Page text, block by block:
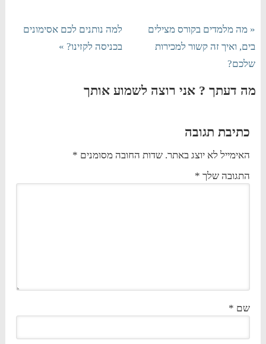
« מה מלמדים בקורס מצילים
בים, ואיך זה קשור למכירות
שלכם?
למה נותנים לכם אסימונים
בכניסה לקזינו? »
מה דעתך ? אני רוצה לשמוע אותך
כתיבת תגובה
האימייל לא יוצג באתר. שדות החובה מסומנים *
התגובה שלך *
שם *